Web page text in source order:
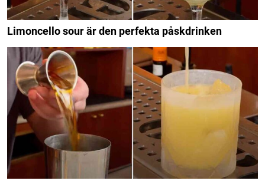
Limoncello sour är den perfekta påskdrinken